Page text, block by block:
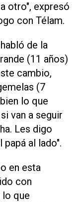
otro", expresó
con Télam.
de la
(11 años)
cambio,
(7
lo que
van a seguir
Les digo
al lado".
en esta
con
lo que